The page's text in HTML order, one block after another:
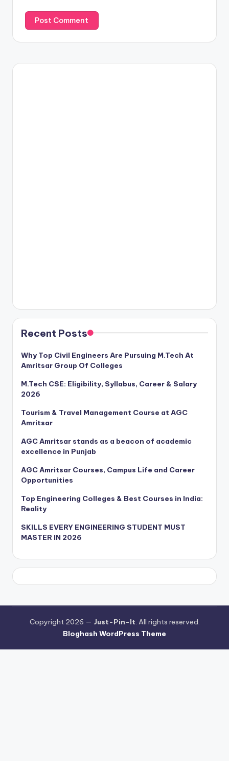
Recent Posts
Why Top Civil Engineers Are Pursuing M.Tech At
Amritsar Group Of Colleges
M.Tech CSE: Eligibility, Syllabus, Career & Salary
2026
Tourism & Travel Management Course at AGC
Amritsar
AGC Amritsar stands as a beacon of academic
excellence in Punjab
AGC Amritsar Courses, Campus Life and Career
Opportunities
Top Engineering Colleges & Best Courses in India:
Reality
SKILLS EVERY ENGINEERING STUDENT MUST
MASTER IN 2026
Copyright 2026 — Just-Pin-It . All rights reserved.
Bloghash WordPress Theme